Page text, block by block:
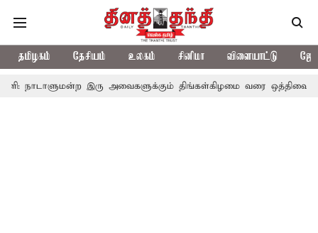
தமிழகம் தேசியம் உலகம் சினிமா விளையாட்டு
இரு அவைகளுக்கும் திங்கள்கிழமை வரை ஒத்திவைப்பு